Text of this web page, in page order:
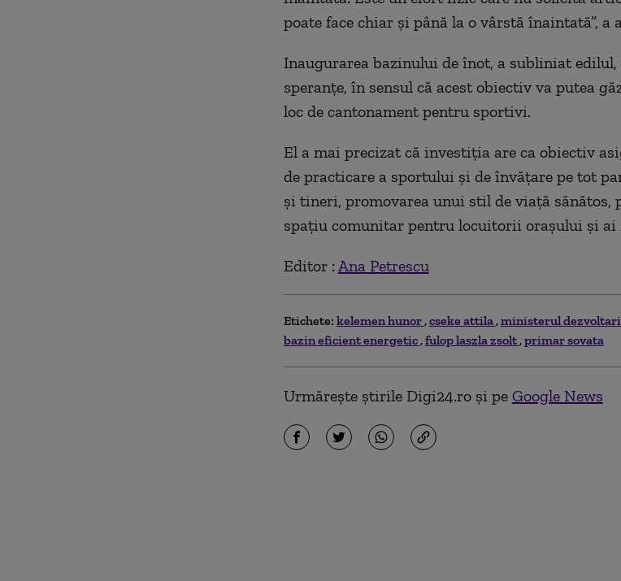
poate face chiar şi până la o vârstă înaintată”,
Inaugurarea bazinului de înot, a subliniat edilul,
speranţe, în sensul că acest obiectiv va putea
loc de cantonament pentru sportivi.
El a mai precizat că investiţia are ca obiectiv
de practicare a sportului şi de învăţare pe tot
şi tineri, promovarea unui stil de viaţă sănătos,
spaţiu comunitar pentru locuitorii oraşului şi ai
Editor : Ana Petrescu
Etichete: kelemen hunor cseke attila ministerul
bazin eficient energetic fulop laszla zsolt primar sovata
Urmărește știrile Digi24.ro și pe Google News